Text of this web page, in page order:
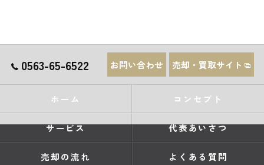
0563-65-6522 お問い合わせ 売却・買取サイト
ホーム コンセプト
サービス 代表あいさつ
売却の流れ よくある質問